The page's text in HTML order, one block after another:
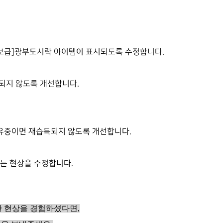
]광부도시락 아이템이 표시되도록 수정합니다.
지 않도록 개선합니다.
이면 재습득되지 않도록 개선합니다.
현상을 수정합니다.
현상을 경험하셨다면 ,